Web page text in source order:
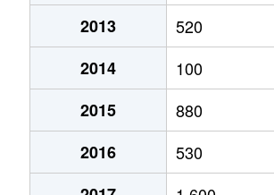
2013
520
2014
100
2015
880
2016
530